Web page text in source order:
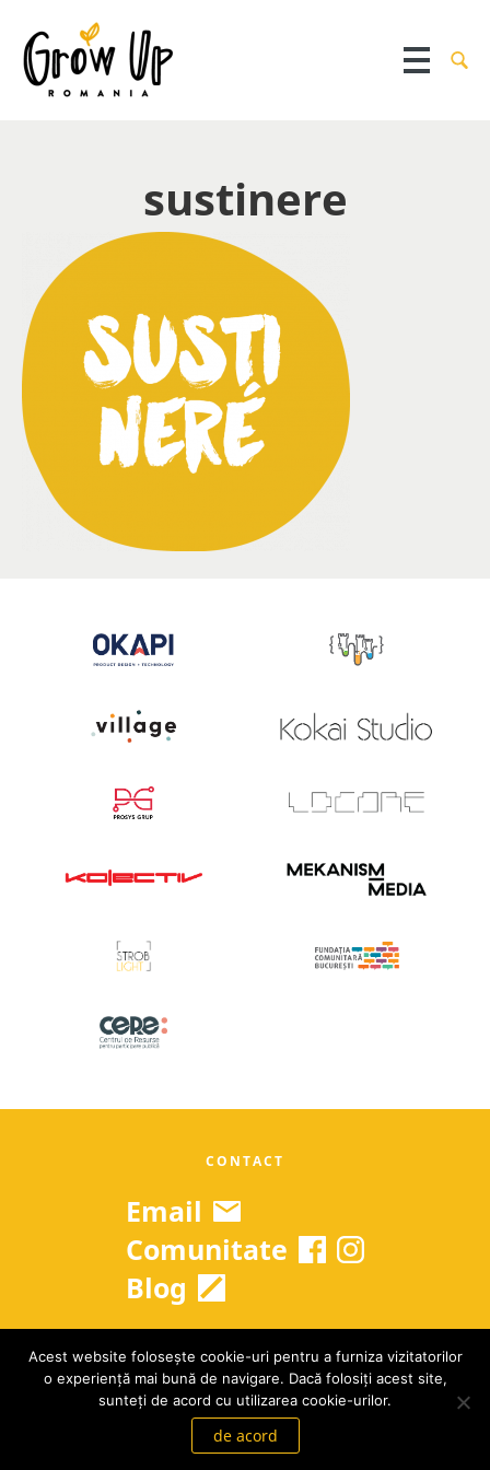
sustinere
CONTACT
Email
Comunitate
Blog
Copyright © 2026 Grow Up Romania
| Termeni si conditii
Acest website folosește cookie-uri pentru a furniza vizitatorilor
o experiență mai bună de navigare. Dacă folosiți acest site,
sunteți de acord cu utilizarea cookie-urilor.
de acord